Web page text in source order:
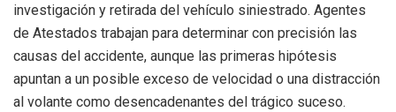
investigación y retirada del vehículo siniestrado. Agentes
de Atestados trabajan para determinar con precisión las
causas del accidente, aunque las primeras hipótesis
apuntan a un posible exceso de velocidad o una distracción
al volante como desencadenantes del trágico suceso.